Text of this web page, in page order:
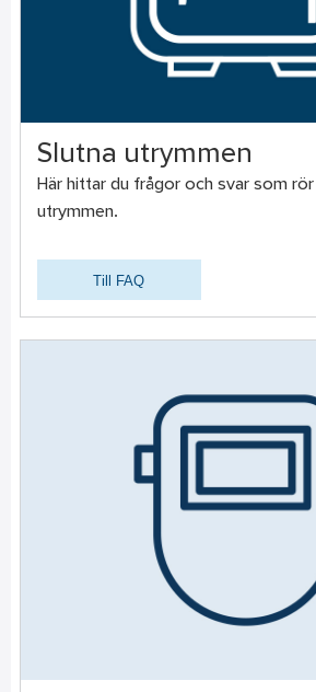
Slutna utrymmen
Här hittar du frågor och svar som
utrymmen.
Till FAQ